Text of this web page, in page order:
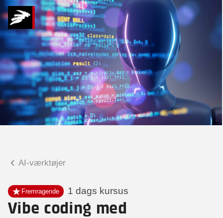
AI-værktøjer
Fremragende 1 dags kursus
Vibe coding med
Praktiske spørgsmål
Spørgsmål til tilmelding, forplejning,
afholdelsessted m.m.
Mette Rosenløv Vad
Hvad kan vi hjælpe
dig med?